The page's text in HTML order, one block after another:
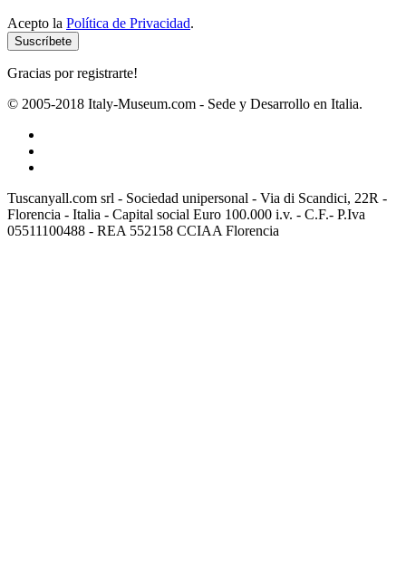
Acepto la Política de Privacidad.
Gracias por registrarte!
© 2005-2018 Italy-Museum.com - Sede y Desarrollo en Italia.
Tuscanyall.com srl - Sociedad unipersonal - Via di Scandici, 22R -
Florencia - Italia - Capital social Euro 100.000 i.v. - C.F.- P.Iva
05511100488 - REA 552158 CCIAA Florencia